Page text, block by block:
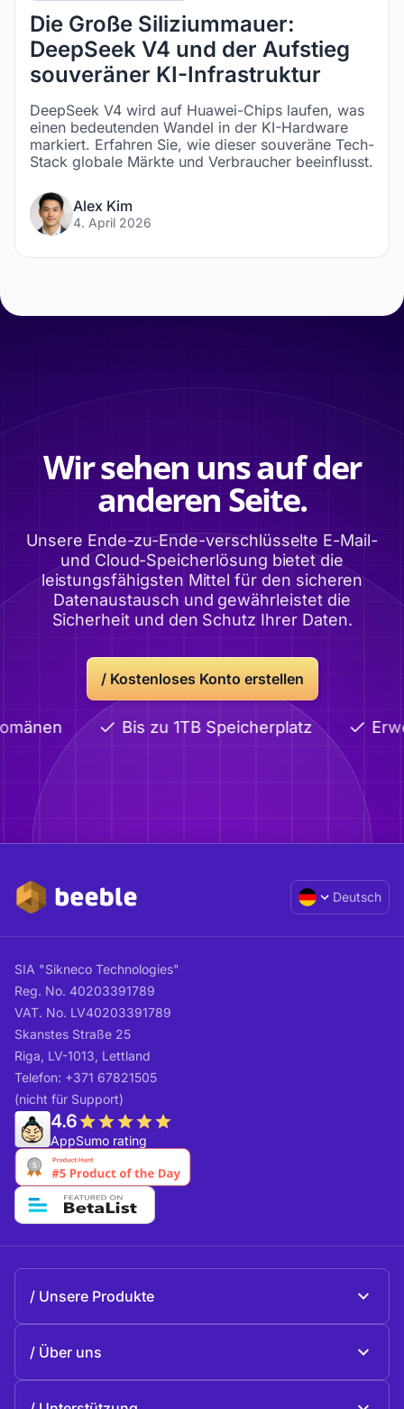
Die Große Siliziummauer:
DeepSeek V4 und der Aufstieg
souveräner KI-Infrastruktur
DeepSeek V4 wird auf Huawei-Chips laufen, was
einen bedeutenden Wandel in der KI-Hardware
markiert. Erfahren Sie, wie dieser souveräne Tech-
Stack globale Märkte und Verbraucher beeinflusst.
Alex Kim
4. April 2026
Wir sehen uns auf der
anderen Seite.
Unsere Ende-zu-Ende-verschlüsselte E-Mail-
und Cloud-Speicherlösung bietet die
leistungsfähigsten Mittel für den sicheren
Datenaustausch und gewährleistet die
Sicherheit und den Schutz Ihrer Daten.
/ Kostenloses Konto erstellen
Bis zu 1TB Speicherplatz
Deutsch
SIA "Sikneco Technologies"
Reg. No. 40203391789
VAT. No. LV40203391789
Skanstes Straße 25
Riga, LV-1013, Lettland
Telefon: +371 67821505
(nicht für Support)
4.6
AppSumo rating
Unsere Produkte
Über uns